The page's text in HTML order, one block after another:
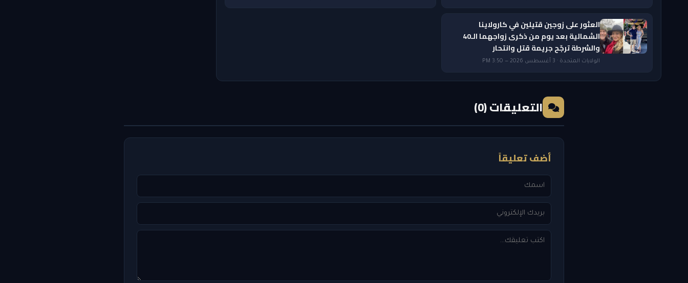
العثور على زوجين قتيلين في كارولاينا
الشمالية بعد يوم من ذكرى زواجهما الـ40
والشرطة ترجّح جريمة قتل وانتحار
الولايات المتحدة · 3 أغسطس 2026 — 3:50 PM
التعليقات (0)
أضف تعليقاً